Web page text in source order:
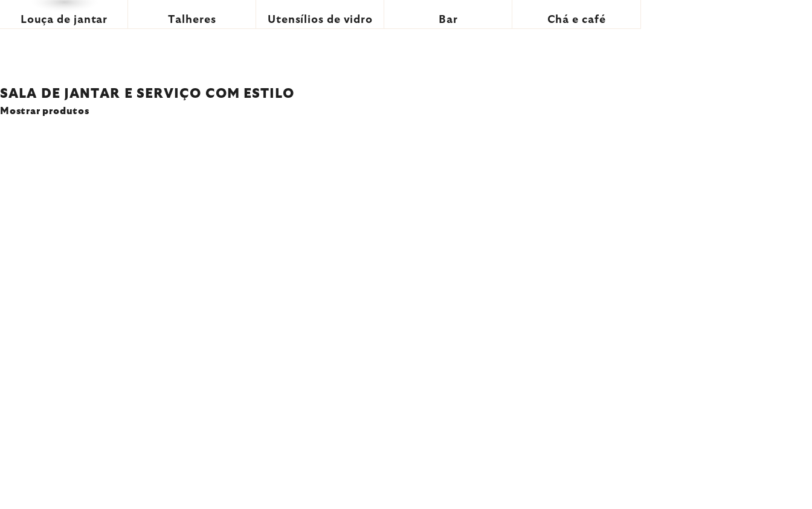
Louça de jantar Talheres Utensílios de vidro Bar Chá e café
SALA DE JANTAR E SERVIÇO COM ESTILO
Mostrar produtos